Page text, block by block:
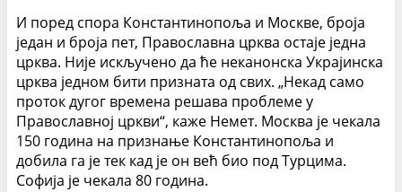
И поред спора Константинопоља и Москве, броја
један и броја пет, Православна црква остаје једна
црква. Није искључено да ће неканонска Украјинска
црква једном бити призната од свих. „Некад само
проток дугог времена решава проблеме у
Православној цркви“, каже Немет. Москва је чекала
150 година на признање Константинопоља и
добила га је тек кад је он већ био под Турцима.
Софија је чекала 80 година.